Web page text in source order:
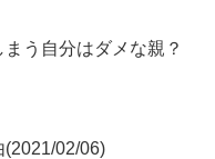
う自分はダメな親？
(2021/02/06)